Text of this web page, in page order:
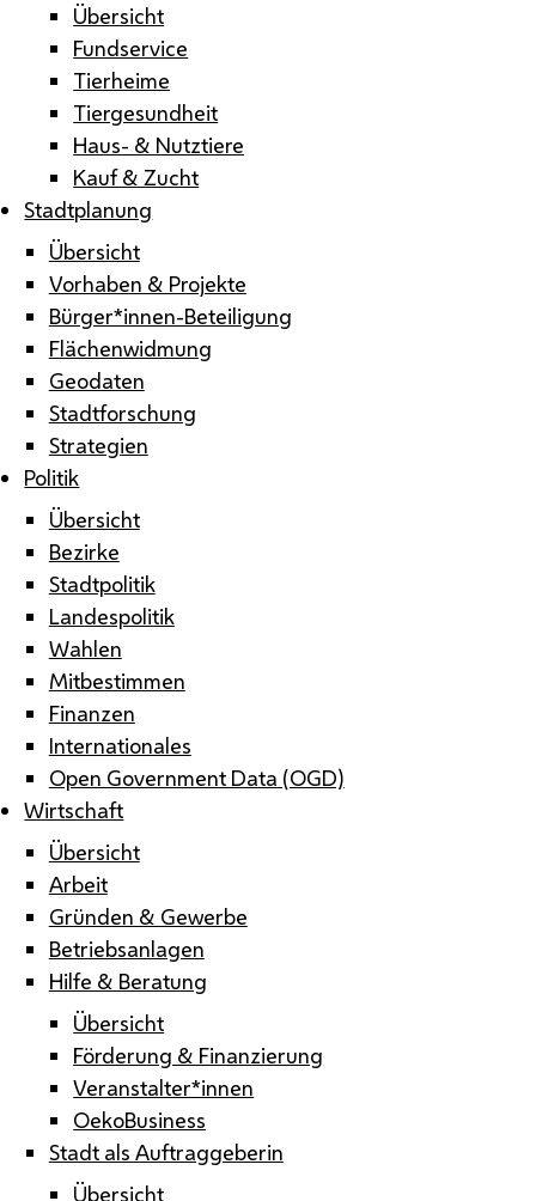
Übersicht
Fundservice
Tierheime
Tiergesundheit
Haus- & Nutztiere
Kauf & Zucht
Stadtplanung
Übersicht
Vorhaben & Projekte
Bürger*innen-Beteiligung
Flächenwidmung
Geodaten
Stadtforschung
Strategien
Politik
Übersicht
Bezirke
Stadtpolitik
Landespolitik
Wahlen
Mitbestimmen
Finanzen
Internationales
Open Government Data (OGD)
Wirtschaft
Übersicht
Arbeit
Gründen & Gewerbe
Betriebsanlagen
Hilfe & Beratung
Übersicht
Förderung & Finanzierung
Veranstalter*innen
OekoBusiness
Stadt als Auftraggeberin
Übersicht